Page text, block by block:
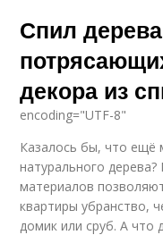
Спил
декора из
encoding="UTF-8"
Казалось бы, что ещё
натурального
материалов
квартиры убранство,
домик или сруб. А что